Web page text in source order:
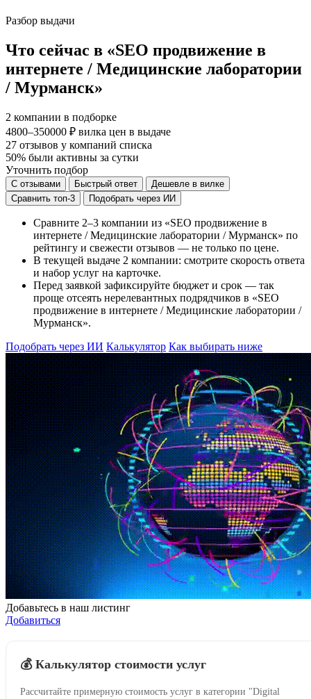
Разбор выдачи
Что сейчас в «SEO продвижение в
интернете / Медицинские лаборатории
/ Мурманск»
2 компании в подборке
4800–350000 ₽ вилка цен в выдаче
27 отзывов у компаний списка
50% были активны за сутки
Уточнить подбор
С отзывами Быстрый ответ
Дешевле в вилке
Сравнить топ-3
Подобрать через ИИ
Сравните 2–3 компании из «SEO продвижение в
интернете / Медицинские лаборатории / Мурманск» по
рейтингу и свежести отзывов — не только по цене.
В текущей выдаче 2 компании: смотрите скорость ответа
и набор услуг на карточке.
Перед заявкой зафиксируйте бюджет и срок — так
проще отсеять нерелевантных подрядчиков в «SEO
продвижение в интернете / Медицинские лаборатории /
Мурманск».
Подобрать через ИИ Калькулятор Как выбирать ниже
Добавьтесь в наш листинг
Добавиться
💰 Калькулятор стоимости услуг
Рассчитайте примерную стоимость услуг в категории "Digital